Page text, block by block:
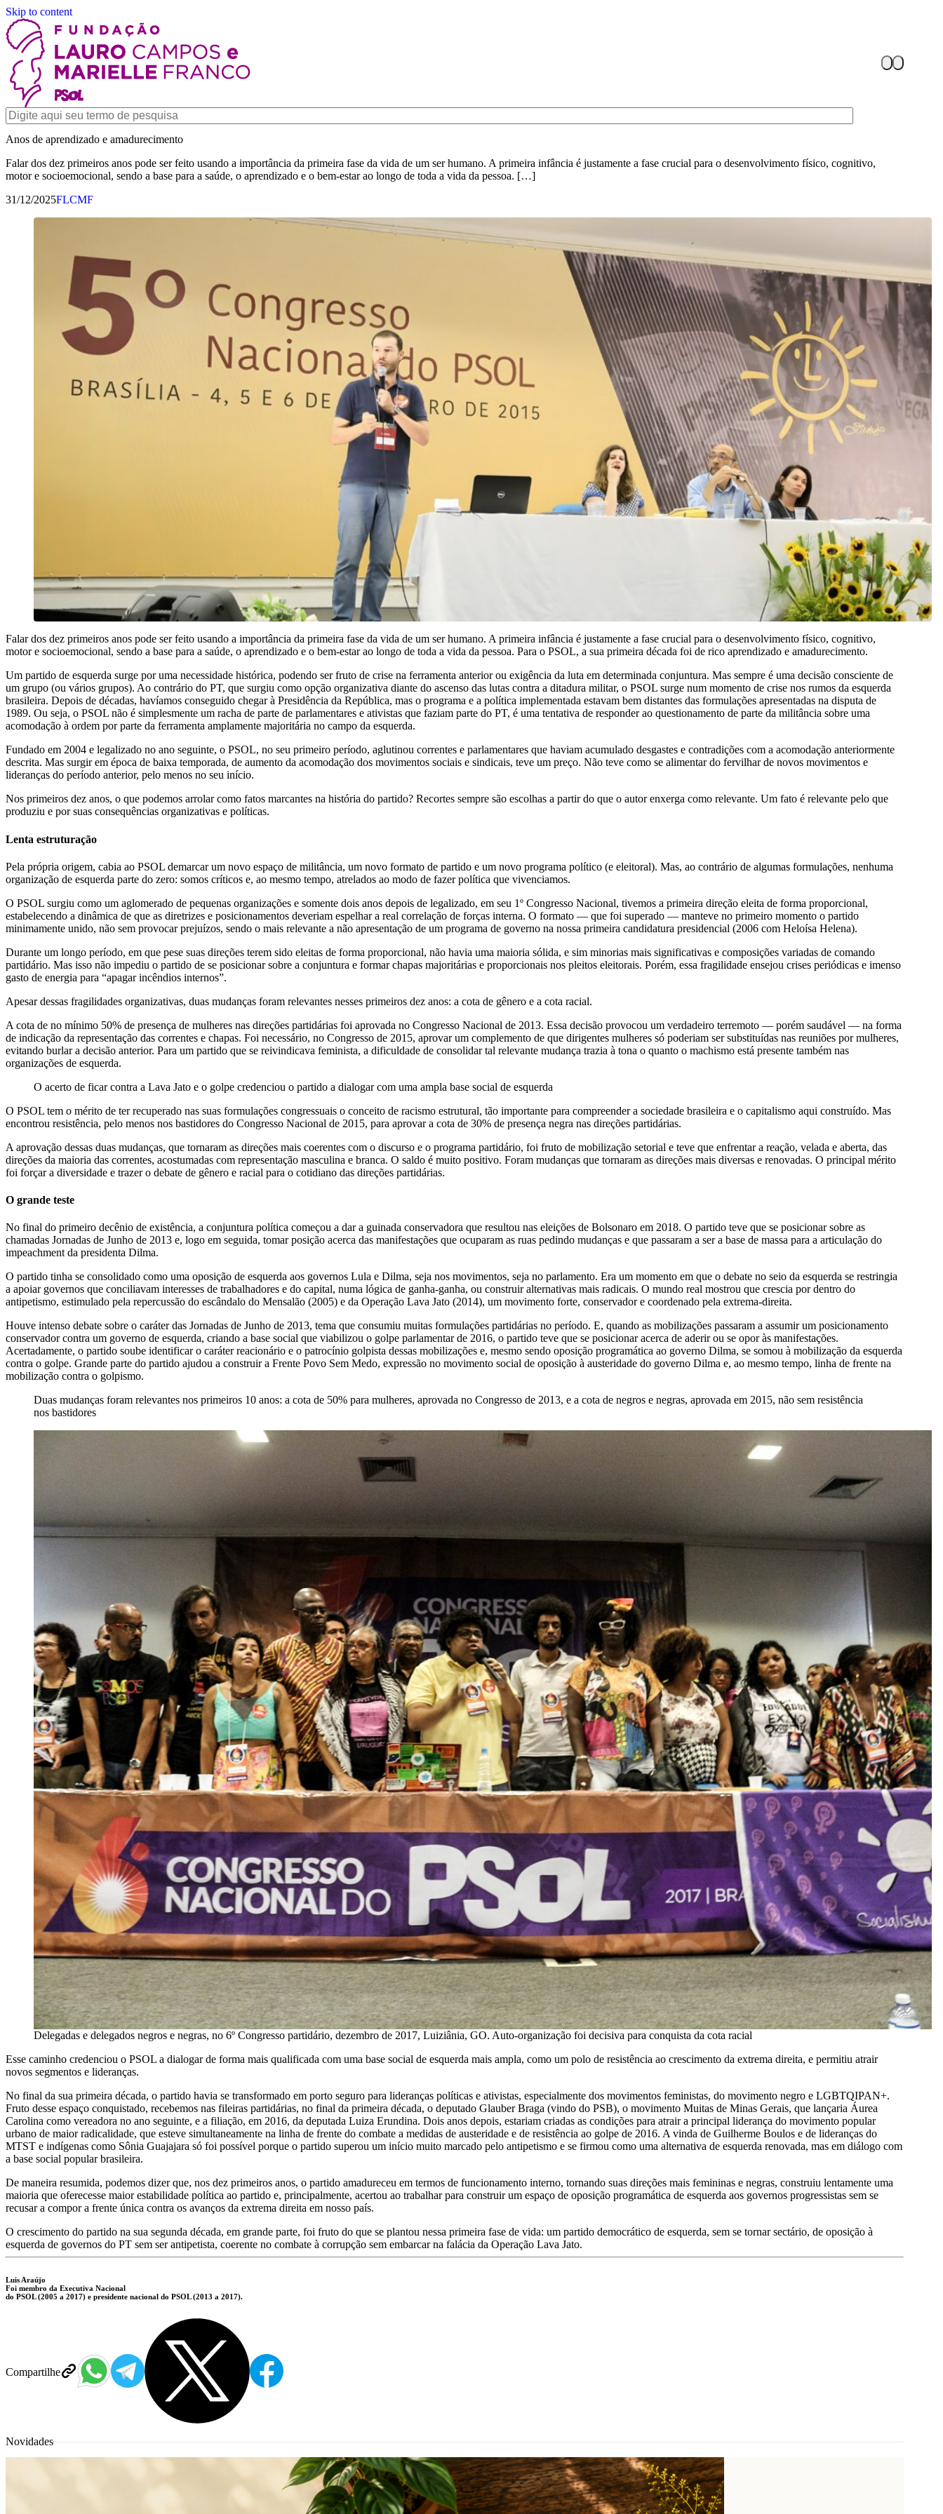
Skip to content
Anos de aprendizado e amadurecimento
Falar dos dez primeiros anos pode ser feito usando a importância da primeira fase da vida de um ser humano. A primeira infância é justamente a fase crucial para o desenvolvimento físico, cognitivo,
motor e socioemocional, sendo a base para a saúde, o aprendizado e o bem-estar ao longo de toda a vida da pessoa. […]
31/12/2025FLCMF
Compartilhe
Falar dos dez primeiros anos pode ser feito usando a importância da primeira fase da vida de um ser humano. A primeira infância é justamente a fase crucial para o desenvolvimento físico, cognitivo,
motor e socioemocional, sendo a base para a saúde, o aprendizado e o bem-estar ao longo de toda a vida da pessoa. Para o PSOL, a sua primeira década foi de rico aprendizado e amadurecimento.
Um partido de esquerda surge por uma necessidade histórica, podendo ser fruto de crise na ferramenta anterior ou exigência da luta em determinada conjuntura. Mas sempre é uma decisão consciente de
um grupo (ou vários grupos). Ao contrário do PT, que surgiu como opção organizativa diante do ascenso das lutas contra a ditadura militar, o PSOL surge num momento de crise nos rumos da esquerda
brasileira. Depois de décadas, havíamos conseguido chegar à Presidência da República, mas o programa e a política implementada estavam bem distantes das formulações apresentadas na disputa de
1989. Ou seja, o PSOL não é simplesmente um racha de parte de parlamentares e ativistas que faziam parte do PT, é uma tentativa de responder ao questionamento de parte da militância sobre uma
acomodação à ordem por parte da ferramenta amplamente majoritária no campo da esquerda.
Fundado em 2004 e legalizado no ano seguinte, o PSOL, no seu primeiro período, aglutinou correntes e parlamentares que haviam acumulado desgastes e contradições com a acomodação anteriormente
descrita. Mas surgir em época de baixa temporada, de aumento da acomodação dos movimentos sociais e sindicais, teve um preço. Não teve como se alimentar do fervilhar de novos movimentos e
lideranças do período anterior, pelo menos no seu início.
Nos primeiros dez anos, o que podemos arrolar como fatos marcantes na história do partido? Recortes sempre são escolhas a partir do que o autor enxerga como relevante. Um fato é relevante pelo que
produziu e por suas consequências organizativas e políticas.
Lenta estruturação
Pela própria origem, cabia ao PSOL demarcar um novo espaço de militância, um novo formato de partido e um novo programa político (e eleitoral). Mas, ao contrário de algumas formulações, nenhuma
organização de esquerda parte do zero: somos críticos e, ao mesmo tempo, atrelados ao modo de fazer política que vivenciamos.
O PSOL surgiu como um aglomerado de pequenas organizações e somente dois anos depois de legalizado, em seu 1º Congresso Nacional, tivemos a primeira direção eleita de forma proporcional,
estabelecendo a dinâmica de que as diretrizes e posicionamentos deveriam espelhar a real correlação de forças interna. O formato — que foi superado — manteve no primeiro momento o partido
minimamente unido, não sem provocar prejuízos, sendo o mais relevante a não apresentação de um programa de governo na nossa primeira candidatura presidencial (2006 com Heloísa Helena).
Durante um longo período, em que pese suas direções terem sido eleitas de forma proporcional, não havia uma maioria sólida, e sim minorias mais significativas e composições variadas de comando
partidário. Mas isso não impediu o partido de se posicionar sobre a conjuntura e formar chapas majoritárias e proporcionais nos pleitos eleitorais. Porém, essa fragilidade ensejou crises periódicas e imenso
gasto de energia para “apagar incêndios internos”.
Apesar dessas fragilidades organizativas, duas mudanças foram relevantes nesses primeiros dez anos: a cota de gênero e a cota racial.
A cota de no mínimo 50% de presença de mulheres nas direções partidárias foi aprovada no Congresso Nacional de 2013. Essa decisão provocou um verdadeiro terremoto — porém saudável — na forma
de indicação da representação das correntes e chapas. Foi necessário, no Congresso de 2015, aprovar um complemento de que dirigentes mulheres só poderiam ser substituídas nas reuniões por mulheres,
evitando burlar a decisão anterior. Para um partido que se reivindicava feminista, a dificuldade de consolidar tal relevante mudança trazia à tona o quanto o machismo está presente também nas
organizações de esquerda.
O acerto de ficar contra a Lava Jato e o golpe credenciou o partido a dialogar com uma ampla base social de esquerda
O PSOL tem o mérito de ter recuperado nas suas formulações congressuais o conceito de racismo estrutural, tão importante para compreender a sociedade brasileira e o capitalismo aqui construído. Mas
encontrou resistência, pelo menos nos bastidores do Congresso Nacional de 2015, para aprovar a cota de 30% de presença negra nas direções partidárias.
A aprovação dessas duas mudanças, que tornaram as direções mais coerentes com o discurso e o programa partidário, foi fruto de mobilização setorial e teve que enfrentar a reação, velada e aberta, das
direções da maioria das correntes, acostumadas com representação masculina e branca. O saldo é muito positivo. Foram mudanças que tornaram as direções mais diversas e renovadas. O principal mérito
foi forçar a diversidade e trazer o debate de gênero e racial para o cotidiano das direções partidárias.
O grande teste
No final do primeiro decênio de existência, a conjuntura política começou a dar a guinada conservadora que resultou nas eleições de Bolsonaro em 2018. O partido teve que se posicionar sobre as
chamadas Jornadas de Junho de 2013 e, logo em seguida, tomar posição acerca das manifestações que ocuparam as ruas pedindo mudanças e que passaram a ser a base de massa para a articulação do
impeachment da presidenta Dilma.
O partido tinha se consolidado como uma oposição de esquerda aos governos Lula e Dilma, seja nos movimentos, seja no parlamento. Era um momento em que o debate no seio da esquerda se restringia
a apoiar governos que conciliavam interesses de trabalhadores e do capital, numa lógica de ganha-ganha, ou construir alternativas mais radicais. O mundo real mostrou que crescia por dentro do
antipetismo, estimulado pela repercussão do escândalo do Mensalão (2005) e da Operação Lava Jato (2014), um movimento forte, conservador e coordenado pela extrema-direita.
Houve intenso debate sobre o caráter das Jornadas de Junho de 2013, tema que consumiu muitas formulações partidárias no período. E, quando as mobilizações passaram a assumir um posicionamento
conservador contra um governo de esquerda, criando a base social que viabilizou o golpe parlamentar de 2016, o partido teve que se posicionar acerca de aderir ou se opor às manifestações.
Acertadamente, o partido soube identificar o caráter reacionário e o patrocínio golpista dessas mobilizações e, mesmo sendo oposição programática ao governo Dilma, se somou à mobilização da esquerda
contra o golpe. Grande parte do partido ajudou a construir a Frente Povo Sem Medo, expressão no movimento social de oposição à austeridade do governo Dilma e, ao mesmo tempo, linha de frente na
mobilização contra o golpismo.
Duas mudanças foram relevantes nos primeiros 10 anos: a cota de 50% para mulheres, aprovada no Congresso de 2013, e a cota de negros e negras, aprovada em 2015, não sem resistência
nos bastidores
Delegadas e delegados negros e negras, no 6º Congresso partidário, dezembro de 2017, Luiziânia, GO. Auto-organização foi decisiva para conquista da cota racial
Esse caminho credenciou o PSOL a dialogar de forma mais qualificada com uma base social de esquerda mais ampla, como um polo de resistência ao crescimento da extrema direita, e permitiu atrair
novos segmentos e lideranças.
No final da sua primeira década, o partido havia se transformado em porto seguro para lideranças políticas e ativistas, especialmente dos movimentos feministas, do movimento negro e LGBTQIPAN+.
Fruto desse espaço conquistado, recebemos nas fileiras partidárias, no final da primeira década, o deputado Glauber Braga (vindo do PSB), o movimento Muitas de Minas Gerais, que lançaria Áurea
Carolina como vereadora no ano seguinte, e a filiação, em 2016, da deputada Luiza Erundina. Dois anos depois, estariam criadas as condições para atrair a principal liderança do movimento popular
urbano de maior radicalidade, que esteve simultaneamente na linha de frente do combate a medidas de austeridade e de resistência ao golpe de 2016. A vinda de Guilherme Boulos e de lideranças do
MTST e indígenas como Sônia Guajajara só foi possível porque o partido superou um início muito marcado pelo antipetismo e se firmou como uma alternativa de esquerda renovada, mas em diálogo com
a base social popular brasileira.
De maneira resumida, podemos dizer que, nos dez primeiros anos, o partido amadureceu em termos de funcionamento interno, tornando suas direções mais femininas e negras, construiu lentamente uma
maioria que oferecesse maior estabilidade política ao partido e, principalmente, acertou ao trabalhar para construir um espaço de oposição programática de esquerda aos governos progressistas sem se
recusar a compor a frente única contra os avanços da extrema direita em nosso país.
O crescimento do partido na sua segunda década, em grande parte, foi fruto do que se plantou nessa primeira fase de vida: um partido democrático de esquerda, sem se tornar sectário, de oposição à
esquerda de governos do PT sem ser antipetista, coerente no combate à corrupção sem embarcar na falácia da Operação Lava Jato.
Luis Araújo
Foi membro da Executiva Nacional
do PSOL (2005 a 2017) e presidente nacional do PSOL (2013 a 2017).
Novidades